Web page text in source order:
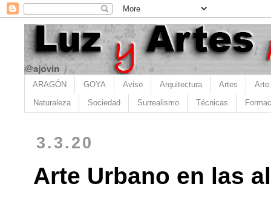
ARAGÓN GOYA Aviso Arquitectura Artes Arte
Naturaleza Sociedad Surrealismo Técnicas
3.3.20
Arte Urbano en las